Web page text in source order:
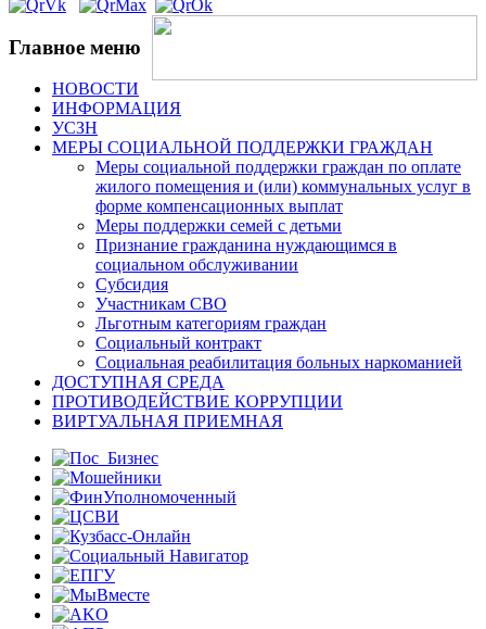
Главное меню
НОВОСТИ
ИНФОРМАЦИЯ
УСЗН
МЕРЫ СОЦИАЛЬНОЙ ПОДДЕРЖКИ ГРАЖДАН
Меры социальной поддержки граждан по оплате
жилого помещения и (или) коммунальных услуг в
форме компенсационных выплат
Меры поддержки семей с детьми
Признание гражданина нуждающимся в
социальном обслуживании
Субсидия
Участникам СВО
Льготным категориям граждан
Социальный контракт
Социальная реабилитация больных наркоманией
ДОСТУПНАЯ СРЕДА
ПРОТИВОДЕЙСТВИЕ КОРРУПЦИИ
ВИРТУАЛЬНАЯ ПРИЕМНАЯ